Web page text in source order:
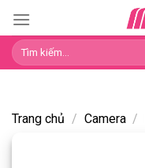
content
Tìm
kiếm:
Trang chủ / Camera /